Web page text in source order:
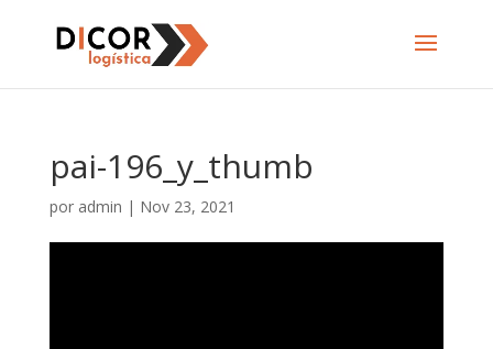
pai-196_y_thumb
por admin | Nov 23, 2021